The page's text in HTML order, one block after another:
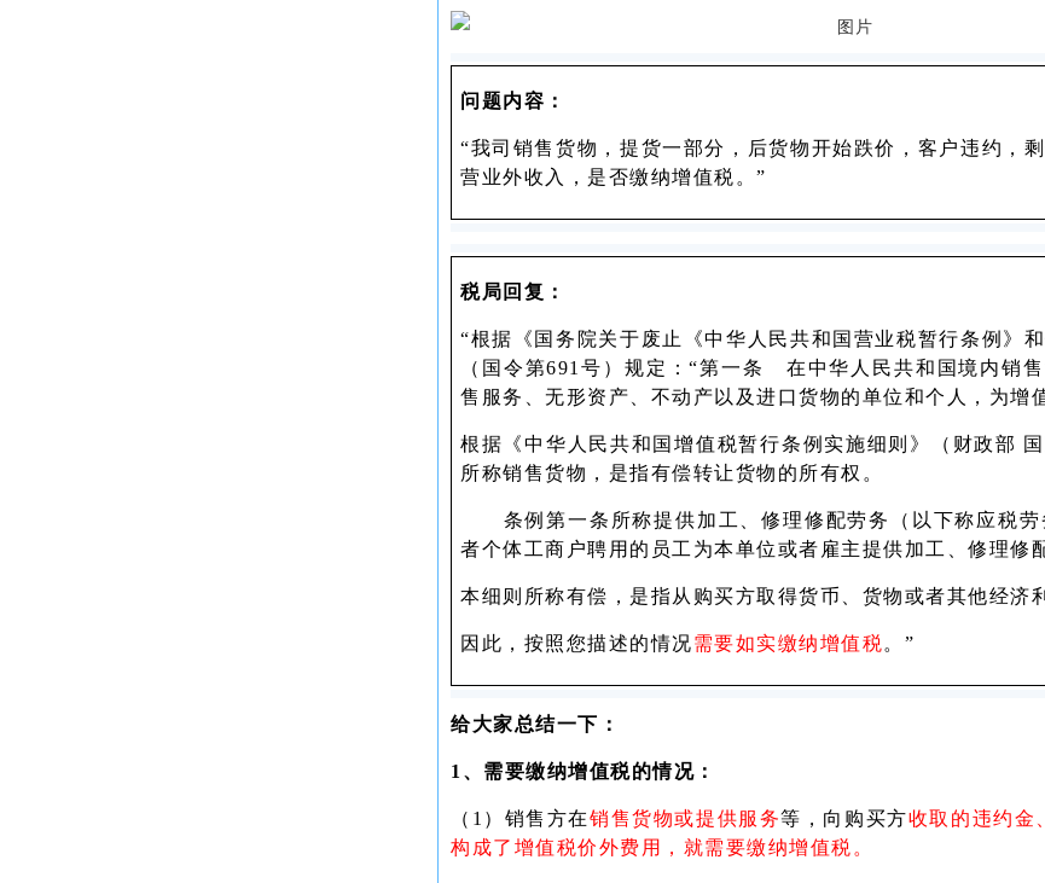
问题内容：
“我司销售货物，提货一部分，后货物开始跌价，客户违约，
营业外收入，是否缴纳增值税。”
税局回复：
“根据《国务院关于废止《中华人民共和国营业税暂行条例》
（国令第691号）规定：“第一条 在中华人民共和国境内销
售服务、无形资产、不动产以及进口货物的单位和个人，为增
根据《中华人民共和国增值税暂行条例实施细则》（财政部
所称销售货物，是指有偿转让货物的所有权。
条例第一条所称提供加工、修理修配劳务（以下称应税劳
者个体工商户聘用的员工为本单位或者雇主提供加工、修理修
本细则所称有偿，是指从购买方取得货币、货物或者其他经济
因此，按照您描述的情况需要如实缴纳增值税。”
给大家总结一下：
1、需要缴纳增值税的情况：
（1）销售方在销售货物或提供服务等，向购买方收取的违约金
构成了增值税价外费用，就需要缴纳增值税。